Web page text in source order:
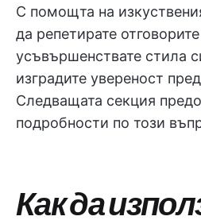
С помощта на
да репетирате
усъвършенствате стила
изградите увереност
Следващата секция
подробности по този
Как да